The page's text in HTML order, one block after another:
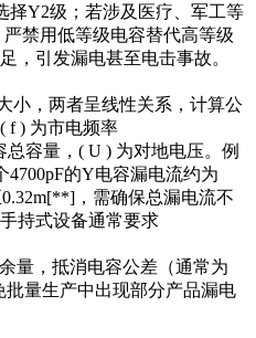
择Y2级；若涉及医疗、军工等
禁用低等级电容替代高等级
，引发漏电甚至电击事故。
小，两者呈线性关系，计算公
f ) 为市电频率
总容量，( U ) 为对地电压。例
的Y电容漏电流约为
，需确保总漏电流不
持式设备通常要求
量，抵消电容公差（通常为
量生产中出现部分产品漏电